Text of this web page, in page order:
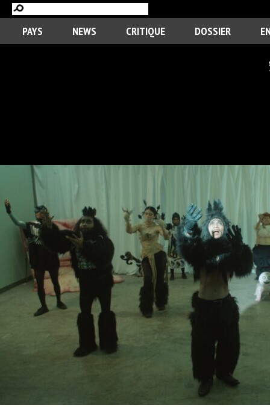
PAYS NEWS CRITIQUE DOSSIER